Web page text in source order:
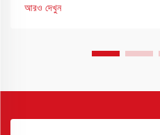
আরও দেখুন